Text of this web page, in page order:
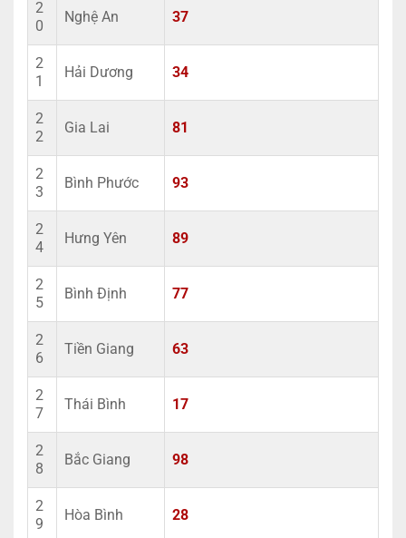
2
0
Nghệ An 37
2
1
Hải Dương 34
2
2
Gia Lai 81
2
3
Bình Phước 93
2
4
Hưng Yên 89
2
5
Bình Định 77
2
6
Tiền Giang 63
2
7
Thái Bình 17
2
8
Bắc Giang 98
2
9
Hòa Bình 28